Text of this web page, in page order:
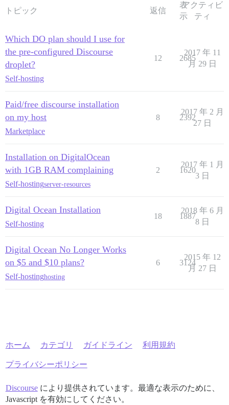
トピック 返信
表
示
アクティビ
ティ
Which DO plan should I use for
the pre-configured Discourse
droplet?
Self-hosting
12 2685
2017 年 11
月 29 日
Paid/free discourse installation
on my host
Marketplace
8 2392
2017 年 2 月
27 日
Installation on DigitalOcean
with 1GB RAM complaining
Self-hostingserver-resources
2 1620
2017 年 1 月
3 日
Digital Ocean Installation
Self-hosting
18 1887
2018 年 6 月
8 日
Digital Ocean No Longer Works
on $5 and $10 plans?
Self-hostinghosting
6 3124
2015 年 12
月 27 日
ホーム カテゴリ ガイドライン 利用規約
プライバシーポリシー
Discourseにより提供されています。最適な表示のために、
Javascript を有効にしてください。